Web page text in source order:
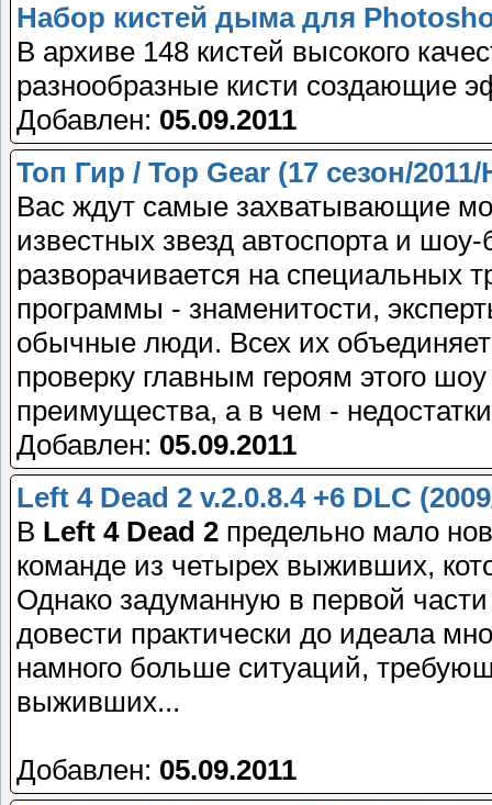
Набор кистей дыма для
В архиве 148 кистей высокого
разнообразные кисти создающие
Добавлен: 05.09.2011
Топ Гир / Top Gear (17 сезон/2011/
Вас ждут самые захватывающие
известных звезд автоспорта и
разворачивается на специальных
программы - знаменитости,
обычные люди. Всех их
проверку главным героям этого
преимущества, а в чем -
Добавлен: 05.09.2011
Left 4 Dead 2 v.2.0.8.4 +6 DLC
В Left 4 Dead 2 предельно мало
команде из четырех выживших,
Однако задуманную в первой
довести практически до идеала
намного больше ситуаций,
выживших...
Добавлен: 05.09.2011